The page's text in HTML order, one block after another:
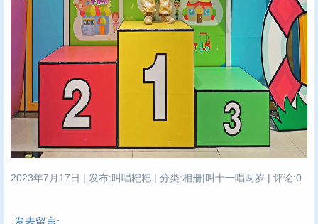
2023年7月17日 | 发布:叫唱粑粑 | 分类:相册|叫十一唱两岁 | 评论:0
发表留言: